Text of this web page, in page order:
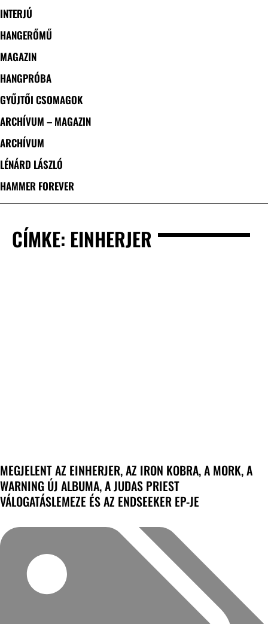
INTERJÚ
HANGERŐMŰ
MAGAZIN
HANGPRÓBA
GYŰJTŐI CSOMAGOK
ARCHÍVUM – MAGAZIN
ARCHÍVUM
LÉNÁRD LÁSZLÓ
HAMMER FOREVER
CÍMKE: EINHERJER
MEGJELENT AZ EINHERJER, AZ IRON KOBRA, A MORK, A
WARNING ÚJ ALBUMA, A JUDAS PRIEST
VÁLOGATÁSLEMEZE ÉS AZ ENDSEEKER EP-JE